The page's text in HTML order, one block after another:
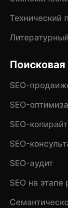
Технический
Поисковая
SEO-
SEO-
SEO-
SEO-
SEO-аудит
SEO на этапе